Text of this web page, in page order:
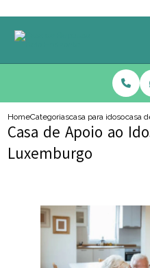
HomeCategoriascasa para idososcasa
Casa de Apoio ao
Luxemburgo